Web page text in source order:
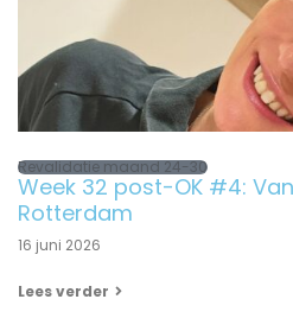
Revalidatie maand 24-30
Week 32 post-OK #4:
Rotterdam
16 juni 2026
Lees verder